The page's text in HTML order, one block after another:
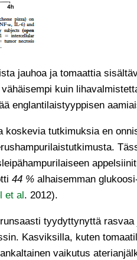
jauhoa ja tomaattia
kuin
englantilaistyyppisen
tutkimuksia en
44 % alhaisemman
et al . 2012).
tyydyttynyttä
Kasviksilla, kuten
vaikutus